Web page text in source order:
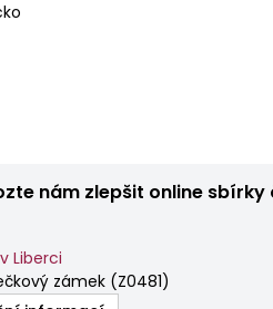
nám zlepšit online sbírky
Liberci
zámek (Z0481)